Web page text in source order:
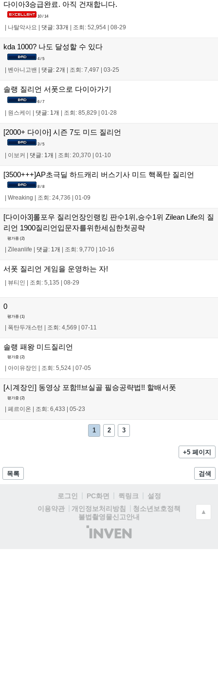
다이아3승급완료. 아직 건재합니다.
10 / 14
나탈악사요 댓글: 33개 조회: 52,954 08-29
kda 1000? 나도 달성할 수 있다
4 / 5
벤아니고밴 댓글: 2개 조회: 7,497 03-25
솔랭 질리언 서폿으로 다이아가기
6 / 7
| 원스케이 | 댓글: 1개 | 조회: 85,829 | 01-28
[2000+ 다이아] 시즌 7도 미드 질리언
3 / 5
이보커 댓글: 1개 조회: 20,370 01-10
[3500+++]AP초극딜 하드캐리 버스기사 미드 핵폭탄 질리언
8 / 8
Wreaking 조회: 24,736 01-09
[다이아3]롤포우 질리언장인랭킹 판수1위,승수1위 Zilean Life의 질
리언 1900질리언입문자를위한세심한첫공략
평가중 (2)
| Zileanlife | 댓글: 1개 | 조회: 9,770 | 10-16
서폿 질리언 게임을 운영하는 자!
| 뷰티인 | 조회: 5,135 | 08-29
0
평가중 (1)
폭탄두개스턴 조회: 4,569 07-11
솔랭 패왕 미드질리언
평가중 (2)
아이유장인 조회: 5,524 07-05
[시계장인] 동영상 포함!!브실골 필승공략법!! 할배서폿
평가중 (2)
| 페르이온 | 조회: 6,433 | 05-23
1 2 3
+5 페이지
목록 검색
로그인 PC화면 퀵링크
설정
이용약관
개인정보처리방침
청소년보호정책
불법촬영물신고안내
(주)
인
▲